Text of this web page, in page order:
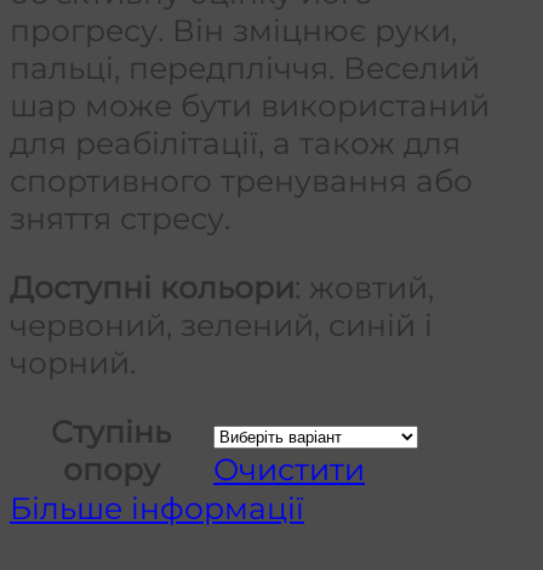
прогресу. Він зміцнює руки,
пальці, передпліччя. Веселий
шар може бути використаний
для реабілітації, а також для
спортивного тренування або
зняття стресу.
Доступні кольори: жовтий,
червоний, зелений, синій і
чорний.
Cтупінь
опору
Очистити
Більше інформації